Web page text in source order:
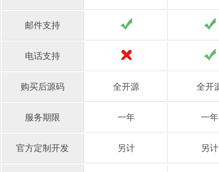
邮件支持
电话支持
购买后源码 全开源 全开
服务期限 一年 一年
官方定制开发 另计 另计